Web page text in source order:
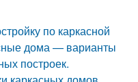
по каркасной
дома — варианты
построек.